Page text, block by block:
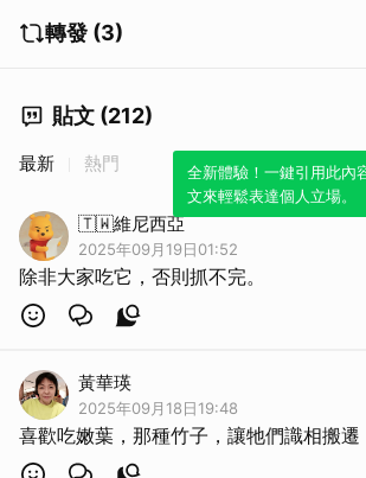
轉發 (3)
貼文 (212)
全新體驗！一鍵引用此內
文來輕鬆表達個人立場。
最新 熱門
🇹🇼維尼西亞
2025年09月19日01:52
除非大家吃它，否則抓不完。
黃華瑛
2025年09月18日19:48
喜歡吃嫩葉，那種竹子，讓牠們識相搬遷